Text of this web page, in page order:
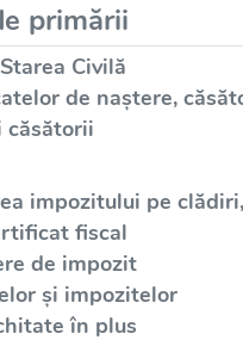
primării
Civilă
de naștere,
căsătorii
impozitului pe
fiscal
de impozit
și impozitelor
în plus